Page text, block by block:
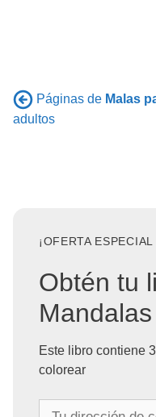
Páginas de Malas
adultos
¡OFERTA
Obtén tu
Este libro contiene
colorear